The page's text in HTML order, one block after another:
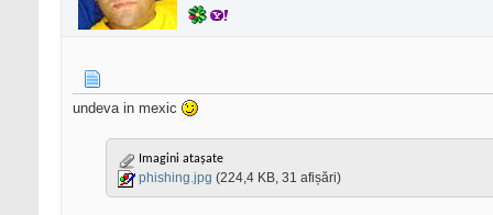
undeva in mexic
Imagini atașate
phishing.jpg (224,4 KB, 31 afișări)